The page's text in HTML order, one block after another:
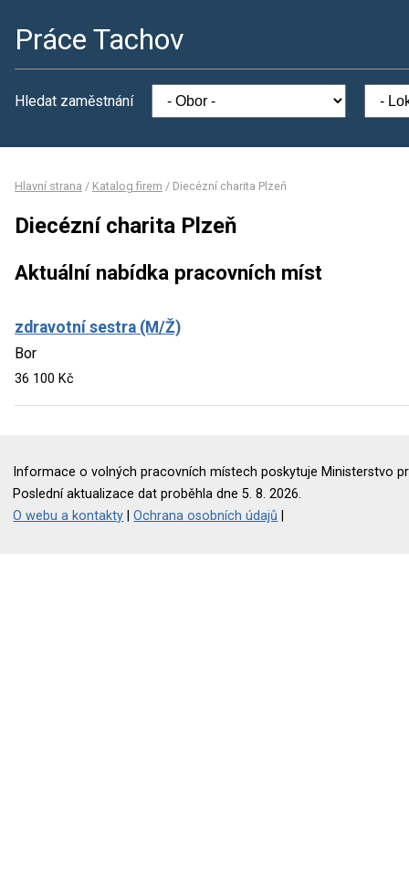
Práce Tachov
Hledat zaměstnání
Hlavní strana / Katalog firem / Diecézní charita Plzeň
Diecézní charita Plzeň
Aktuální nabídka pracovních míst
zdravotní sestra (M/Ž)
Bor
36 100 Kč
Informace o volných pracovních místech poskytuje Ministerstvo
Poslední aktualizace dat proběhla dne 5. 8. 2026.
O webu a kontakty |Ochrana osobních údajů